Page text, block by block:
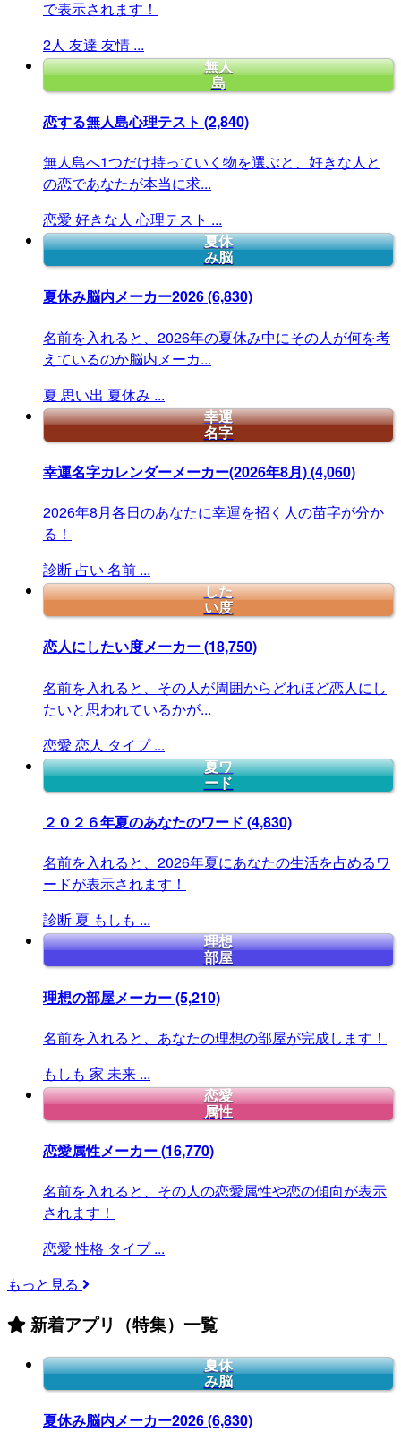
で表示されます！
2人 友達 友情 ...
無人
島
恋する無人島心理テスト (2,840)
無人島へ1つだけ持っていく物を選ぶと、好きな人と
の恋であなたが本当に求...
恋愛 好きな人 心理テスト ...
夏休
み脳
夏休み脳内メーカー2026(6,830)
名前を入れると、2026年の夏休み中にその人が何を考
えているのか脳内メーカ...
夏 思い出 夏休み ...
幸運
名字
幸運名字カレンダーメーカー(2026年8月)(4,060)
2026年8月各日のあなたに幸運を招く人の苗字が分か
る！
診断 占い 名前 ...
した
い度
恋人にしたい度メーカー(18,750)
名前を入れると、その人が周囲からどれほど恋人にし
たいと思われているかが...
恋愛 恋人 タイプ ...
夏ワ
ード
２０２６年夏のあなたのワード (4,830)
名前を入れると、2026年夏にあなたの生活を占めるワ
ードが表示されます！
診断 夏 もしも ...
理想
部屋
理想の部屋メーカー(5,210)
名前を入れると、あなたの理想の部屋が完成します！
もしも 家 未来 ...
恋愛
属性
恋愛属性メーカー(16,770)
名前を入れると、その人の恋愛属性や恋の傾向が表示
されます！
恋愛 性格 タイプ ...
もっと見る
新着アプリ（特集）一覧
夏休
み脳
夏休み脳内メーカー2026(6,830)